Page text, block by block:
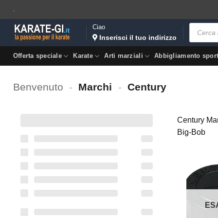
ai
contenuti
.
Ciao
Inserisci il tuo indirizzo
Ricerca
prodotti
Offerta speciale Karate Arti marziali Abbigliamento
Benvenuto - Marchi - Century
Century
Big-Bob